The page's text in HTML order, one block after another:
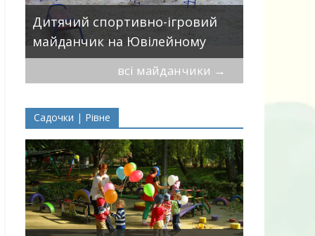
Дитячий спортивно-ігровий
майданчик на Ювілейному
всі майданчики →
Садочки | Рівне